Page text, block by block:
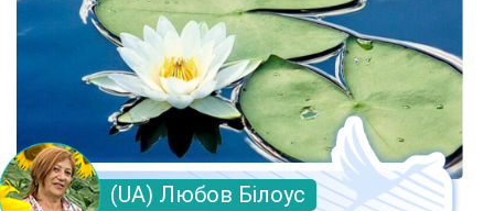
(UA) Любов Білоус